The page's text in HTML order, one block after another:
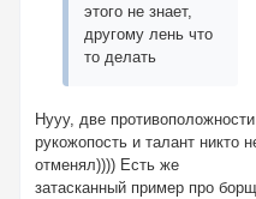
этого не знает,
другому лень что
то делать
Нууу, две
рукожопость и талант никто
отменял)))) Есть же
затасканный пример про